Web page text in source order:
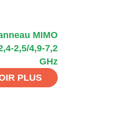
MIMO
2,5/4,9-7,2
GHz
PLUS